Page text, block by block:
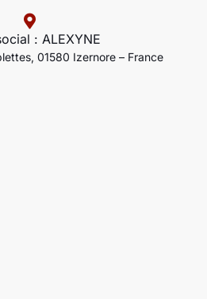
: ALEXYNE
01580 Izernore – France